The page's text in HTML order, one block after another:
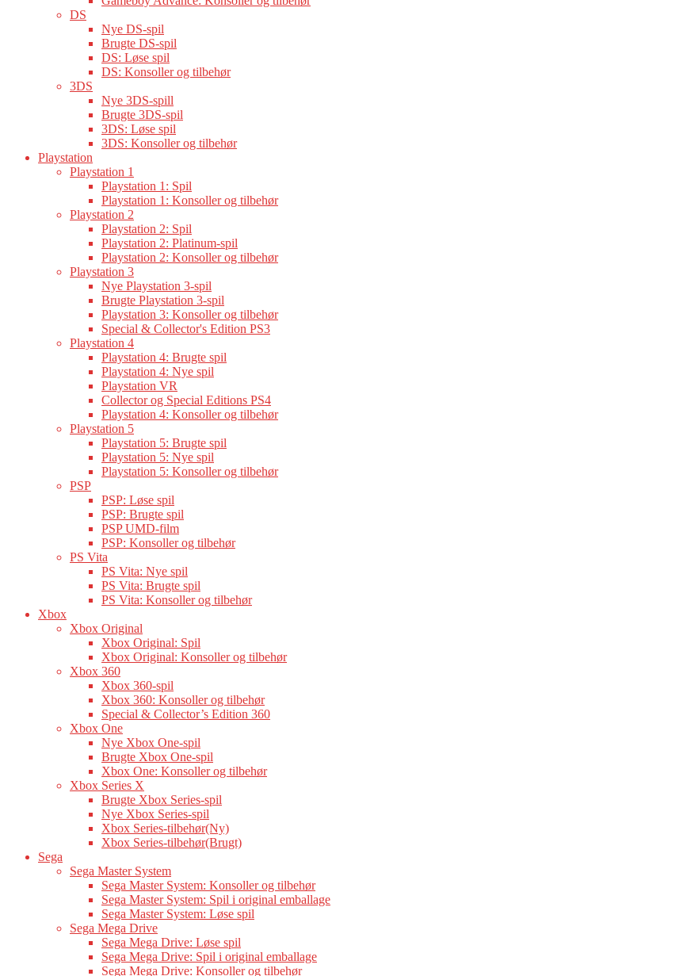
DS
Nye DS-spil
Brugte DS-spil
DS: Løse spil
DS: Konsoller og tilbehør
3DS
Nye 3DS-spill
Brugte 3DS-spil
3DS: Løse spil
3DS: Konsoller og tilbehør
Playstation
Playstation 1
Playstation 1: Spil
Playstation 1: Konsoller og tilbehør
Playstation 2
Playstation 2: Spil
Playstation 2: Platinum-spil
Playstation 2: Konsoller og tilbehør
Playstation 3
Nye Playstation 3-spil
Brugte Playstation 3-spil
Playstation 3: Konsoller og tilbehør
Special & Collector's Edition PS3
Playstation 4
Playstation 4: Brugte spil
Playstation 4: Nye spil
Playstation VR
Collector og Special Editions PS4
Playstation 4: Konsoller og tilbehør
Playstation 5
Playstation 5: Brugte spil
Playstation 5: Nye spil
Playstation 5: Konsoller og tilbehør
PSP
PSP: Løse spil
PSP: Brugte spil
PSP UMD-film
PSP: Konsoller og tilbehør
PS Vita
PS Vita: Nye spil
PS Vita: Brugte spil
PS Vita: Konsoller og tilbehør
Xbox
Xbox Original
Xbox Original: Spil
Xbox Original: Konsoller og tilbehør
Xbox 360
Xbox 360-spil
Xbox 360: Konsoller og tilbehør
Special & Collector’s Edition 360
Xbox One
Nye Xbox One-spil
Brugte Xbox One-spil
Xbox One: Konsoller og tilbehør
Xbox Series X
Brugte Xbox Series-spil
Nye Xbox Series-spil
Xbox Series-tilbehør(Ny)
Xbox Series-tilbehør(Brugt)
Sega
Sega Master System
Sega Master System: Konsoller og tilbehør
Sega Master System: Spil i original emballage
Sega Master System: Løse spil
Sega Mega Drive
Sega Mega Drive: Løse spil
Sega Mega Drive: Spil i original emballage
Sega Mega Drive: Konsoller og tilbehør